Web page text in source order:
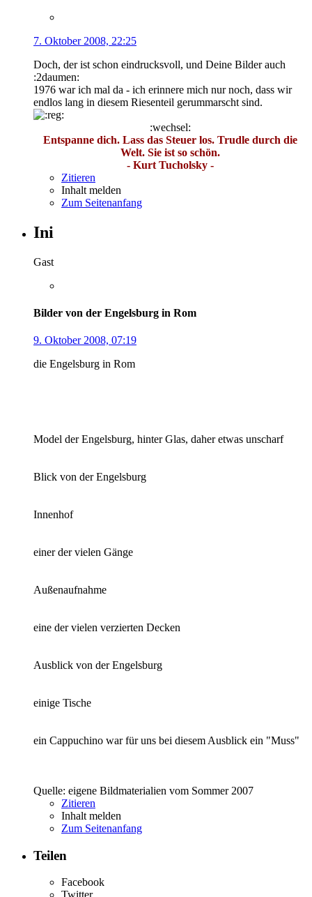
7. Oktober 2008, 22:25
Doch, der ist schon eindrucksvoll, und Deine Bilder auch
:2daumen:
1976 war ich mal da - ich erinnere mich nur noch, dass wir
endlos lang in diesem Riesenteil gerummarscht sind.
:wechsel:
Entspanne dich. Lass das Steuer los. Trudle durch die
Welt. Sie ist so schön.
- Kurt Tucholsky -
Zitieren
Inhalt melden
Zum Seitenanfang
Ini
Gast
Bilder von der Engelsburg in Rom
9. Oktober 2008, 07:19
die Engelsburg in Rom
Model der Engelsburg, hinter Glas, daher etwas unscharf
Blick von der Engelsburg
Innenhof
einer der vielen Gänge
Außenaufnahme
eine der vielen verzierten Decken
Ausblick von der Engelsburg
einige Tische
ein Cappuchino war für uns bei diesem Ausblick ein "Muss"
Quelle: eigene Bildmaterialien vom Sommer 2007
Zitieren
Inhalt melden
Zum Seitenanfang
Teilen
Facebook